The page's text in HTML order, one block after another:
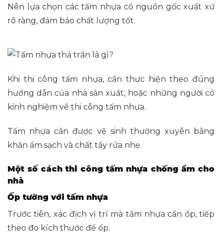
Nên lựa chọn các tấm nhựa có nguồn gốc xuất xứ
rõ ràng, đảm bảo chất lượng tốt.
Khi thi công tấm nhựa, cần thực hiện theo đúng
hướng dẫn của nhà sản xuất, hoặc những người có
kinh nghiệm về thi công tấm nhựa.
Tấm nhựa cần được vệ sinh thường xuyên bằng
khăn ẩm sạch và chất tẩy rửa nhẹ.
Một số cách thi công tấm nhựa chống ẩm cho
nhà
Ốp tường với tấm nhựa
Trước tiên, xác địch vị trí mà tấm nhựa cần ốp, tiếp
theo đo kích thước để ốp.